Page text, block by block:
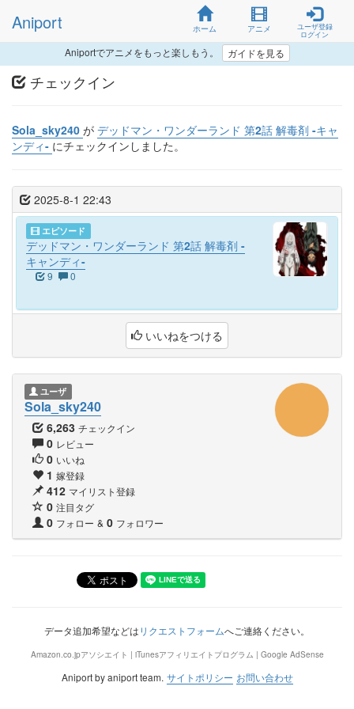
Aniport ホーム アニメ
ユーザ登録
ログイン
Aniportでアニメをもっと楽しもう。 ガイドを見る
チェックイン
Sola_sky240 が デッドマン・ワンダーランド 第2話 解毒剤 -キャ
ンディ- にチェックインしました。
2025-8-1 22:43
エピソード
デッドマン・ワンダーランド 第2話 解毒剤 -
キャンディ-
9 0
いいねをつける
ユーザ
Sola_sky240
6,263 チェックイン
0 レビュー
0 いいね
1 嫁登録
412 マイリスト登録
0 注目タグ
0 フォロー & 0 フォロワー
データ追加希望などはリクエストフォームへご連絡ください。
Amazon.co.jpアソシエイト | iTunesアフィリエイトプログラム | Google AdSense
Aniport by aniport team. サイトポリシー お問い合わせ